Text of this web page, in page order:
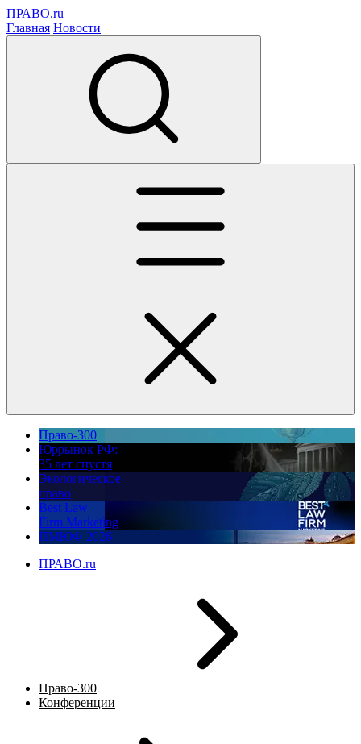
ПРАВО.ru
Главная Новости
Право-300
Юррынок РФ:
35 лет спустя
Экологическое
право
Best Law
Firm Marketing
ПМЮФ 2026
ПРАВО.ru
Право-300
Конференции